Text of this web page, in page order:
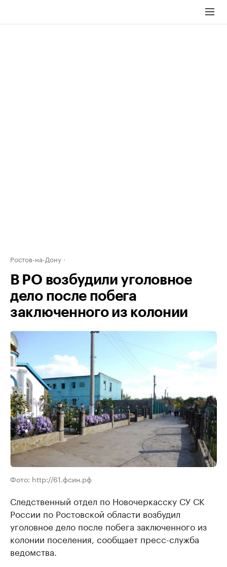
Ростов-на-Дону
В РО возбудили уголовное
дело после побега
заключенного из колонии
Фото: http://61.фсин.рф
Следственный отдел по Новочеркасску СУ СК
России по Ростовской области возбудил
уголовное дело после побега заключенного из
колонии поселения, сообщает пресс-служба
ведомства.